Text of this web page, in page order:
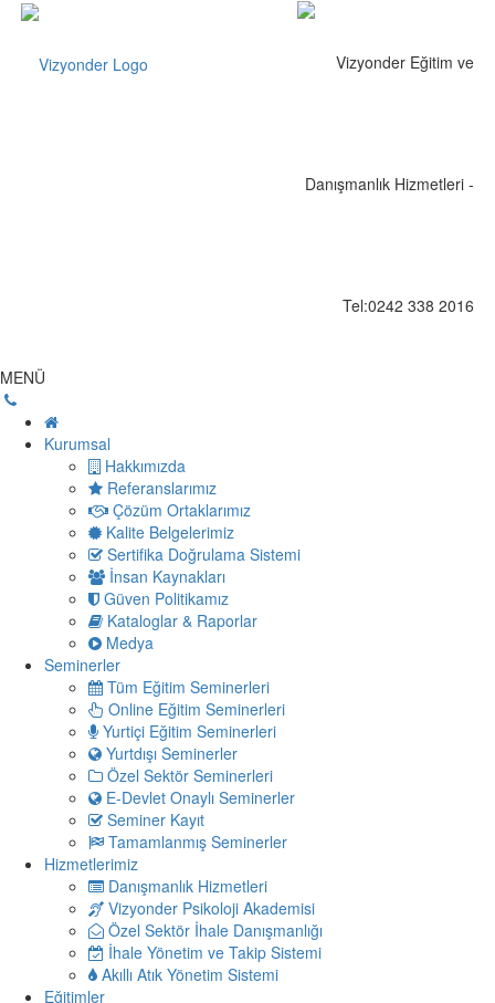
MENÜ
Kurumsal
Hakkımızda
Referanslarımız
Çözüm Ortaklarımız
Kalite Belgelerimiz
Sertifika Doğrulama Sistemi
İnsan Kaynakları
Güven Politikamız
Kataloglar & Raporlar
Medya
Seminerler
Tüm Eğitim Seminerleri
Online Eğitim Seminerleri
Yurtiçi Eğitim Seminerleri
Yurtdışı Seminerler
Özel Sektör Seminerleri
E-Devlet Onaylı Seminerler
Seminer Kayıt
Tamamlanmış Seminerler
Hizmetlerimiz
Danışmanlık Hizmetleri
Vizyonder Psikoloji Akademisi
Özel Sektör İhale Danışmanlığı
İhale Yönetim ve Takip Sistemi
Akıllı Atık Yönetim Sistemi
Eğitimler